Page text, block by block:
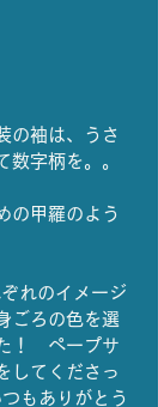
の袖は、うさ
数字柄を。。
の甲羅のよう
れのイメージ
ごろの色を選
！　ペープサ
してくださっ
もありがとう